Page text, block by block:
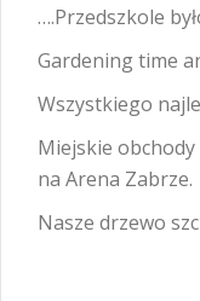
….Przedszkole
Gardening time
Wszystkiego
Miejskie obchody
na Arena Zabrze.
Nasze drzewo